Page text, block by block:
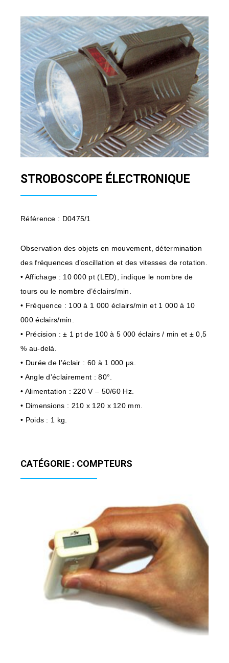
STROBOSCOPE ÉLECTRONIQUE
Référence : D0475/1
Observation des objets en mouvement, détermination
des fréquences d’oscillation et des vitesses de rotation.
• Affichage : 10 000 pt (LED), indique le nombre de
tours ou le nombre d’éclairs/min.
• Fréquence : 100 à 1 000 éclairs/min et 1 000 à 10
000 éclairs/min.
• Précision : ± 1 pt de 100 à 5 000 éclairs / min et ± 0,5
% au-delà.
• Durée de l’éclair : 60 à 1 000 μs.
• Angle d’éclairement : 80°.
• Alimentation : 220 V – 50/60 Hz.
• Dimensions : 210 x 120 x 120 mm.
• Poids : 1 kg.
CATÉGORIE : COMPTEURS